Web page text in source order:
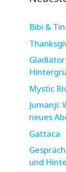
Bibi &
Mystic
Jumanji:
neues
Gattaca
und